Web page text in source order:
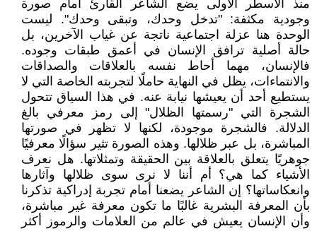
منذ الأسطر الأولى يضع الشاعر القارئ أمام صورة
وجودية مكثفة: "تدخل وحدك، وتبقى وحدك". ليست
الوحدة هنا عزلة اجتماعية ناتجة عن غياب الآخرين، بل
حالة أصلية ترافق الإنسان في أعمق طبقات وجوده.
فالإنسان، مهما أحاط نفسه بالعلاقات والصداقات
والانتماءات، يظل في النهاية حاملًا لتجربته الخاصة التي لا
يستطيع أحد أن يعيشها نيابة عنه. في هذا السياق تتحول
الشجرة التي "رسمتها الظلال" إلى رمز معرفي بالغ
الدلالة. فالشجرة موجودة، لكنها لا تظهر في صورتها
المباشرة، بل عبر ظلالها. وهذه الصورة تثير سؤالًا معرفيًا
جوهريًا يتعلق بالعلاقة بين الحقيقة وتمثلاتها. هل نعرف
الأشياء كما هي؟ أم أننا لا نرى سوى ظلالها وآثارها
وانعكاساتها؟ إن الشاعر يضعنا أمام تجربة إدراكية تذكرنا
بأن المعرفة البشرية غالبًا ما تكون معرفة غير مباشرة،
وأن الإنسان يعيش في عالم من العلامات والرموز أكثر